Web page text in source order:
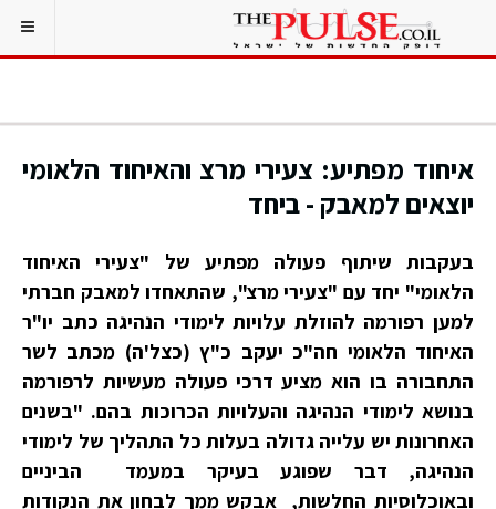
איחוד מפתיע: צעירי מרצ והאיחוד הלאומי
יוצאים למאבק - ביחד
בעקבות שיתוף פעולה מפתיע של "צעירי האיחוד
הלאומי" יחד עם "צעירי מרצ", שהתאחדו למאבק חברתי
למען רפורמה להוזלת עלויות לימודי הנהיגה כתב יו"ר
האיחוד הלאומי חה"כ יעקב כ"ץ (כצל'ה) מכתב לשר
התחבורה בו הוא מציע דרכי פעולה מעשיות לרפורמה
בנושא לימודי הנהיגה והעלויות הכרוכות בהם. "בשנים
האחרונות יש עלייה גדולה בעלות כל התהליך של לימודי
הנהיגה, דבר שפוגע בעיקר במעמד הביניים
ובאוכלוסיות החלשות, אבקש ממך לבחון את הנקודות